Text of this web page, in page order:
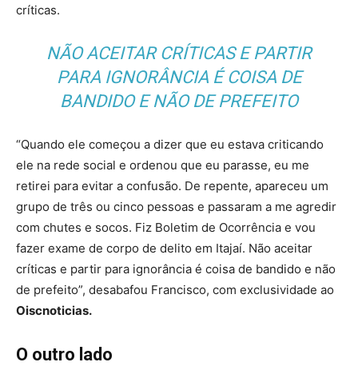
críticas.
NÃO ACEITAR CRÍTICAS E PARTIR
PARA IGNORÂNCIA É COISA DE
BANDIDO E NÃO DE PREFEITO
“Quando ele começou a dizer que eu estava criticando
ele na rede social e ordenou que eu parasse, eu me
retirei para evitar a confusão. De repente, apareceu um
grupo de três ou cinco pessoas e passaram a me agredir
com chutes e socos. Fiz Boletim de Ocorrência e vou
fazer exame de corpo de delito em Itajaí. Não aceitar
críticas e partir para ignorância é coisa de bandido e não
de prefeito”, desabafou Francisco, com exclusividade ao
Oiscnoticias.
O outro lado